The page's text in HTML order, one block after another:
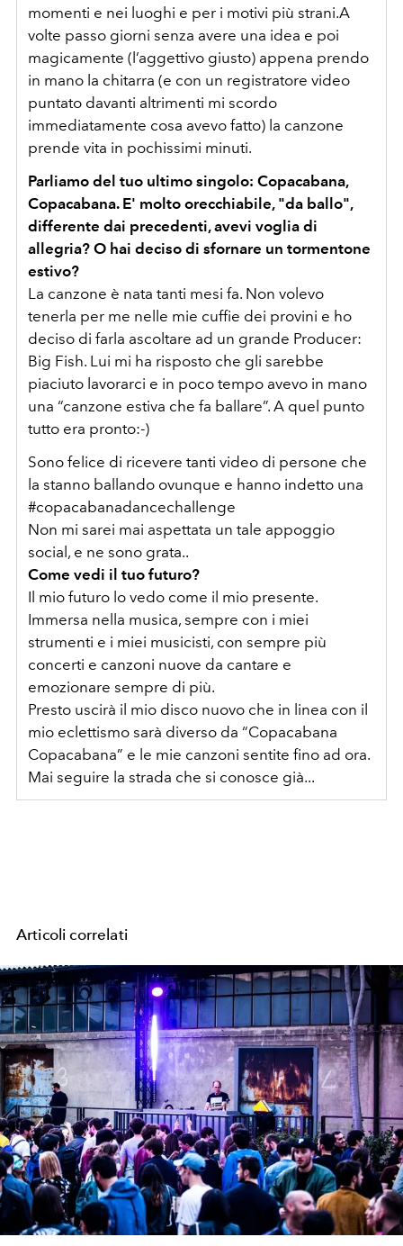
momenti e nei luoghi e per i motivi più strani.A
volte passo giorni senza avere una idea e poi
magicamente (l’aggettivo giusto) appena prendo
in mano la chitarra (e con un registratore video
puntato davanti altrimenti mi scordo
immediatamente cosa avevo fatto) la canzone
prende vita in pochissimi minuti.
Parliamo del tuo ultimo singolo: Copacabana,
Copacabana. E' molto orecchiabile, "da ballo",
differente dai precedenti, avevi voglia di
allegria? O hai deciso di sfornare un tormentone
estivo?
La canzone è nata tanti mesi fa. Non volevo
tenerla per me nelle mie cuffie dei provini e ho
deciso di farla ascoltare ad un grande Producer:
Big Fish. Lui mi ha risposto che gli sarebbe
piaciuto lavorarci e in poco tempo avevo in mano
una “canzone estiva che fa ballare”. A quel punto
tutto era pronto:-)
Sono felice di ricevere tanti video di persone che
la stanno ballando ovunque e hanno indetto una
#copacabanadancechallenge
Non mi sarei mai aspettata un tale appoggio
social, e ne sono grata..
Come vedi il tuo futuro?
Il mio futuro lo vedo come il mio presente.
Immersa nella musica, sempre con i miei
strumenti e i miei musicisti, con sempre più
concerti e canzoni nuove da cantare e
emozionare sempre di più.
Presto uscirà il mio disco nuovo che in linea con il
mio eclettismo sarà diverso da “Copacabana
Copacabana” e le mie canzoni sentite fino ad ora.
Mai seguire la strada che si conosce già...
Articoli correlati